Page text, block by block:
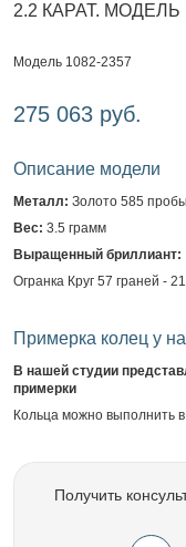
2.2 КАРАТ. МОДЕЛЬ
Модель 1082-2357
275 063 руб.
Описание модели
Металл: Золото 585 пробы
Вес: 3.5 грамм
Выращенный бриллиант:
Огранка Круг 57 граней -
Примерка колец у
В нашей студии
примерки
Кольца можно выполнить
Получить